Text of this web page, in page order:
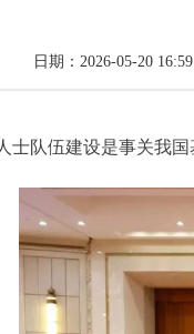
日期：2026-05-20 16:59
队伍建设是事关我国